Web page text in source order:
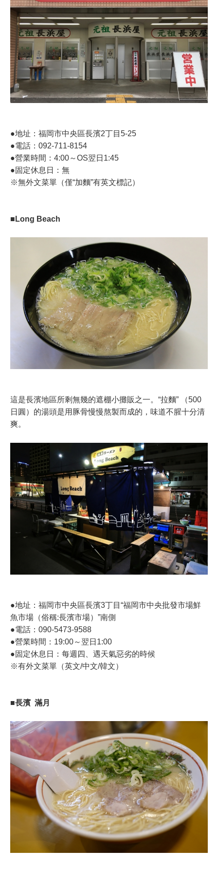
●地址：福岡市中央區長濱2丁目5-25
●電話：092-711-8154
●營業時間：4:00～OS翌日1:45
●固定休息日：無
※無外文菜單（僅“加麵”有英文標記）
■Long Beach
這是長濱地區所剩無幾的遮棚小攤販之一。“拉麵” （500
日圓）的湯頭是用豚骨慢慢熬製而成的，味道不腥十分清
爽。
●地址：福岡市中央區長濱3丁目“福岡市中央批發市場鮮
魚市場（俗稱:長濱市場）”南側
●電話：090-5473-9588
●營業時間：19:00～翌日1:00
●固定休息日：每週四、遇天氣惡劣的時候
※有外文菜單（英文/中文/韓文）
■長濱 滿月